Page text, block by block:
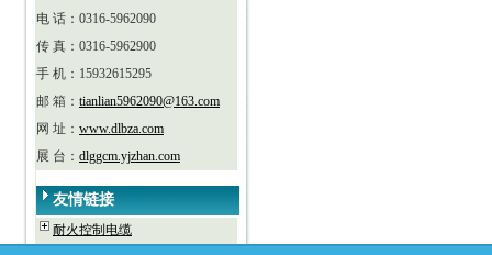
电 话：0316-5962090
传 真：0316-5962900
手 机：15932615295
邮 箱： tianlian5962090@163.com
网 址： www.dlbza.com
展 台： dlggcm.yjzhan.com
友情链接
耐火控制电缆